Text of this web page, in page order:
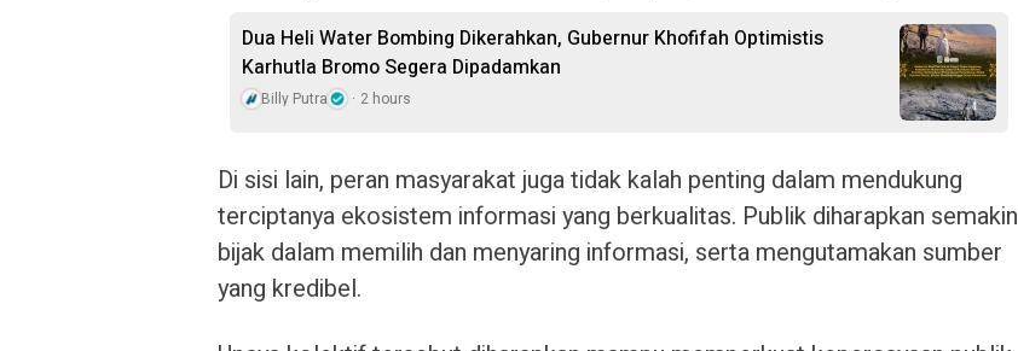
Dua Heli Water Bombing Dikerahkan, Gubernur Khofifah Optimistis
Karhutla Bromo Segera Dipadamkan
Billy Putra 2 hours
Di sisi lain, peran masyarakat juga tidak kalah penting dalam mendukung
terciptanya ekosistem informasi yang berkualitas. Publik diharapkan semakin
bijak dalam memilih dan menyaring informasi, serta mengutamakan sumber
yang kredibel.